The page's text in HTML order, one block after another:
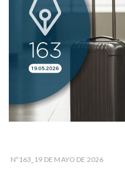
Nº163_19 DE MAYO DE 2026